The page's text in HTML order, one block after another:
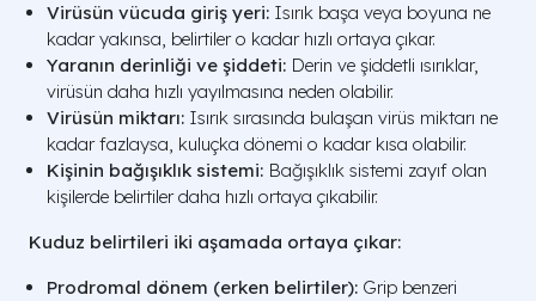
Virüsün vücuda giriş yeri: Isırık başa veya boyuna ne
kadar yakınsa, belirtiler o kadar hızlı ortaya çıkar.
Yaranın derinliği ve şiddeti: Derin ve şiddetli ısırıklar,
virüsün daha hızlı yayılmasına neden olabilir.
Virüsün miktarı: Isırık sırasında bulaşan virüs miktarı ne
kadar fazlaysa, kuluçka dönemi o kadar kısa olabilir.
Kişinin bağışıklık sistemi: Bağışıklık sistemi zayıf olan
kişilerde belirtiler daha hızlı ortaya çıkabilir.
Kuduz belirtileri iki aşamada ortaya çıkar:
Prodromal dönem (erken belirtiler): Grip benzeri